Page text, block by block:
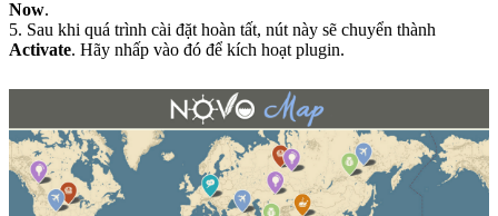
Now.
5. Sau khi quá trình cài đặt hoàn tất, nút này sẽ chuyển thành
Activate. Hãy nhấp vào đó để kích hoạt plugin.